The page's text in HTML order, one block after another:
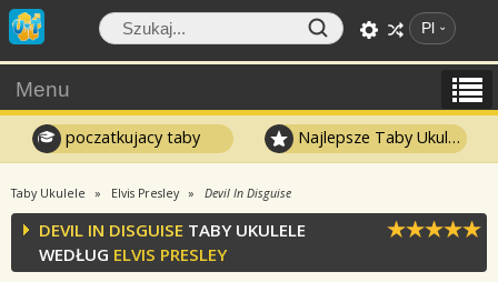
Pl
Menu
poczatkujacy taby Najlepsze Taby Ukulele
Taby Ukulele Elvis Presley Devil In Disguise
DEVIL IN DISGUISE TABY UKULELE
WEDŁUG ELVIS PRESLEY